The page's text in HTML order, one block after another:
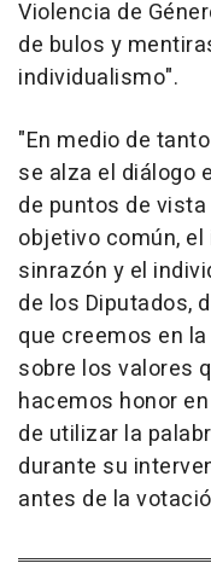
Violencia de
de bulos y
individualismo".
"En medio de
se alza el diálogo
de puntos de
objetivo común,
sinrazón y el
de los Diputados,
que creemos en
sobre los valores
hacemos honor
de utilizar la
durante su
antes de la